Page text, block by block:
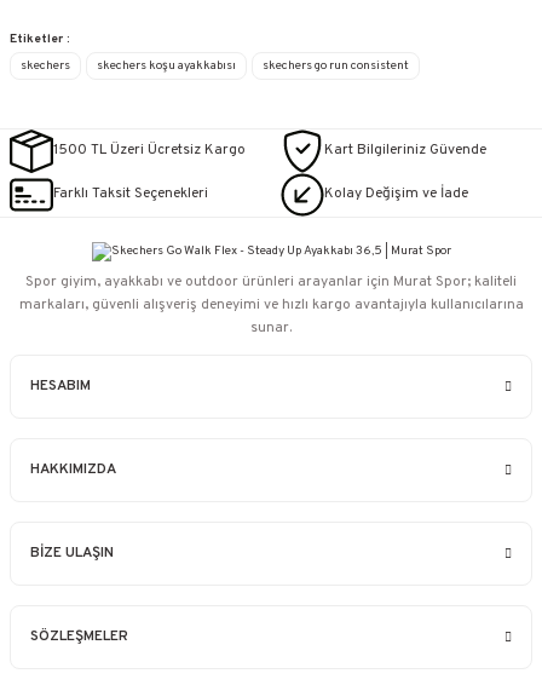
Etiketler :
skechers
skechers koşu ayakkabısı skechers go run consistent
1500 TL Üzeri Ücretsiz Kargo Kart Bilgileriniz Güvende
Farklı Taksit Seçenekleri Kolay Değişim ve İade
HESABIM
HAKKIMIZDA
BİZE ULAŞIN
SÖZLEŞMELER
Spor giyim, ayakkabı ve outdoor ürünleri arayanlar için Murat Spor; kaliteli
markaları, güvenli alışveriş deneyimi ve hızlı kargo avantajıyla kullanıcılarına
sunar.